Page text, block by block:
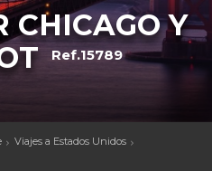
CHICAGO Y
Ref.15789
Viajes a Estados Unidos